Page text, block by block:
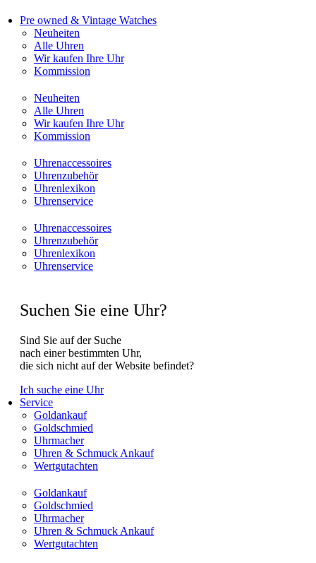
Pre owned & Vintage Watches
Neuheiten
Alle Uhren
Wir kaufen Ihre Uhr
Kommission
Neuheiten
Alle Uhren
Wir kaufen Ihre Uhr
Kommission
Uhrenaccessoires
Uhrenzubehör
Uhrenlexikon
Uhrenservice
Uhrenaccessoires
Uhrenzubehör
Uhrenlexikon
Uhrenservice
Suchen Sie eine Uhr?
Sind Sie auf der Suche
nach einer bestimmten Uhr,
die sich nicht auf der Website befindet?
Ich suche eine Uhr
Service
Goldankauf
Goldschmied
Uhrmacher
Uhren & Schmuck Ankauf
Wertgutachten
Goldankauf
Goldschmied
Uhrmacher
Uhren & Schmuck Ankauf
Wertgutachten